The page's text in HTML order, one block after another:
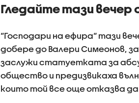
Гледайте тази вечер
“Господари на ефира“ тази
добере до Валери Симеонов,
заслужи статуетката за
общество и предизвикаха
които той все още отказва